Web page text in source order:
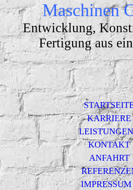
Maschinen
Entwicklung,
Fertigung aus
KARRIERE
LEISTUNGEN
KONTAKT
ANFAHRT
IMPRESSUM